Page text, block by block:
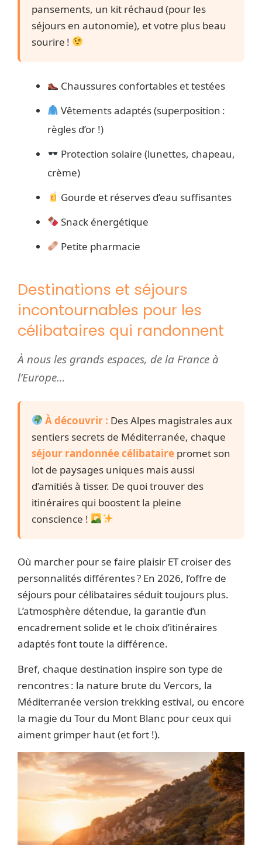
pansements, un kit réchaud (pour les
séjours en autonomie), et votre plus beau
sourire !
Chaussures confortables et testées
Vêtements adaptés (superposition :
règles d’or !)
Protection solaire (lunettes, chapeau,
crème)
Gourde et réserves d’eau suffisantes
Snack énergétique
Petite pharmacie
Destinations et séjours
incontournables pour les
célibataires qui randonnent
À nous les grands espaces, de la France à
l’Europe…
À découvrir : Des Alpes magistrales aux
sentiers secrets de Méditerranée, chaque
séjour randonnée célibataire promet son
lot de paysages uniques mais aussi
d’amitiés à tisser. De quoi trouver des
itinéraires qui boostent la pleine
conscience !
Où marcher pour se faire plaisir ET croiser des
personnalités différentes ? En 2026, l’offre de
séjours pour célibataires séduit toujours plus.
L’atmosphère détendue, la garantie d’un
encadrement solide et le choix d’itinéraires
adaptés font toute la différence.
Bref, chaque destination inspire son type de
rencontres : la nature brute du Vercors, la
Méditerranée version trekking estival, ou encore
la magie du Tour du Mont Blanc pour ceux qui
aiment grimper haut (et fort !).